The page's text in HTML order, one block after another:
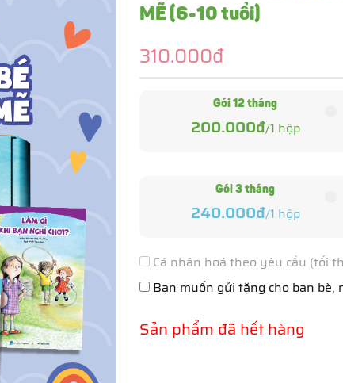
MẼ (6-10 tuổi)
310.000đ
Gói 12 tháng
200.000đ/1 hộp
Gói 3 tháng
240.000đ/1 hộp
Cá nhân hoá theo yêu cầu (tối
Bạn muốn gửi tặng cho bạn bè,
Sản phẩm đã hết hàng